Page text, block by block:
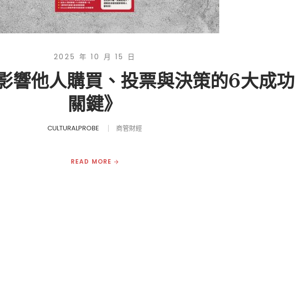
2025 年 10 月 15 日
響他人購買、投票與決策的6大成功
關鍵》
CULTURALPROBE 商管財經
READ MORE